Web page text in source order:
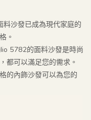
沙發已成為現代家庭的
。
5782的面料沙發是時尚
都可以滿足您的需求。
的內飾沙發可以為您的